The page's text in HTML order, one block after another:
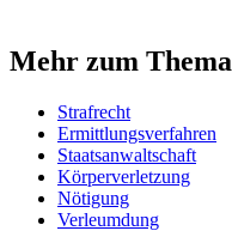
Mehr zum Thema
Strafrecht
Ermittlungsverfahren
Staatsanwaltschaft
Körperverletzung
Nötigung
Verleumdung